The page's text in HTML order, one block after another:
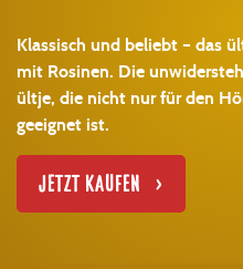
Klassisch und beliebt – das
mit Rosinen. Die
ültje, die nicht nur für den
geeignet ist.
JETZT KAUFEN